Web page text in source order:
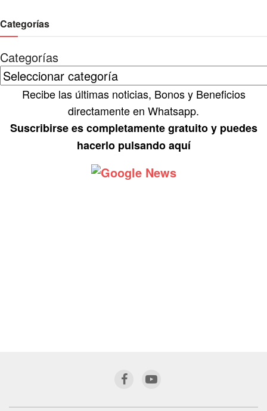
Categorías
Categorías
Recibe las últimas noticias, Bonos y Beneficios
directamente en Whatsapp.
Suscribirse es completamente gratuito y puedes
hacerlo pulsando aquí